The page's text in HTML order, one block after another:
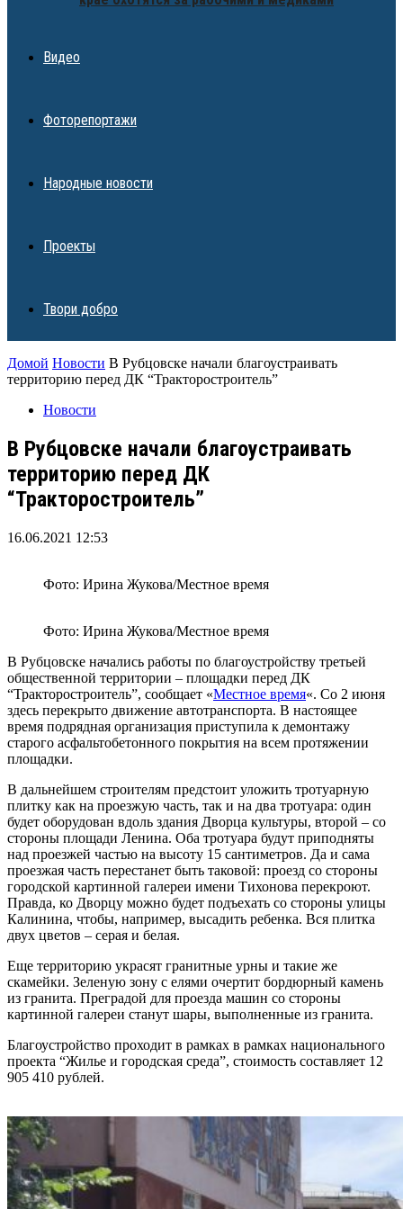
Видео
Фоторепортажи
Народные новости
Проекты
Твори добро
Домой Новости В Рубцовске начали благоустраивать
территорию перед ДК “Тракторостроитель”
Новости
В Рубцовске начали благоустраивать
территорию перед ДК
“Тракторостроитель”
16.06.2021 12:53
Фото: Ирина Жукова/Местное время
Фото: Ирина Жукова/Местное время
В Рубцовске начались работы по благоустройству третьей
общественной территории – площадки перед ДК
“Тракторостроитель”, сообщает «Местное время«. Со 2 июня
здесь перекрыто движение автотранспорта. В настоящее
время подрядная организация приступила к демонтажу
старого асфальтобетонного покрытия на всем протяжении
площадки.
В дальнейшем строителям предстоит уложить тротуарную
плитку как на проезжую часть, так и на два тротуара: один
будет оборудован вдоль здания Дворца культуры, второй – со
стороны площади Ленина. Оба тротуара будут приподняты
над проезжей частью на высоту 15 сантиметров. Да и сама
проезжая часть перестанет быть таковой: проезд со стороны
городской картинной галереи имени Тихонова перекроют.
Правда, ко Дворцу можно будет подъехать со стороны улицы
Калинина, чтобы, например, высадить ребенка. Вся плитка
двух цветов – серая и белая.
Еще территорию украсят гранитные урны и такие же
скамейки. Зеленую зону с елями очертит бордюрный камень
из гранита. Преградой для проезда машин со стороны
картинной галереи станут шары, выполненные из гранита.
Благоустройство проходит в рамках в рамках национального
проекта “Жилье и городская среда”, стоимость составляет 12
905 410 рублей.